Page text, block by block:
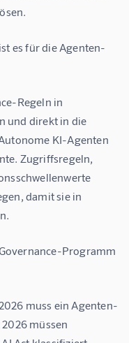
es für die Agenten-
Regeln in
und direkt in die
KI-Agenten
Zugriffsregeln,
damit sie in
Programm
muss ein Agenten-
müssen